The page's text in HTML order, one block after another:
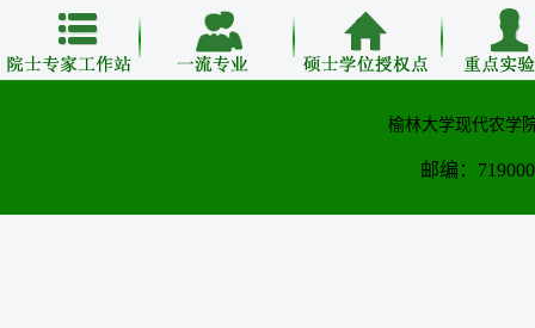
榆林大学现代农学
邮编：